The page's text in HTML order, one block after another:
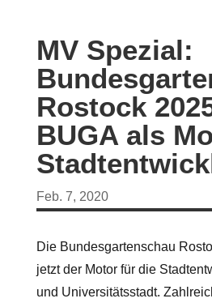
MV Spezial:
Rostock
BUGA als
Feb. 7, 2020
Die Bundesgartenschau
jetzt der Motor für die
und Universitätsstadt.